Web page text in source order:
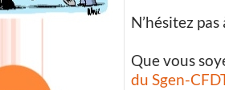
N’hésitez
Que vous
du Sgen-